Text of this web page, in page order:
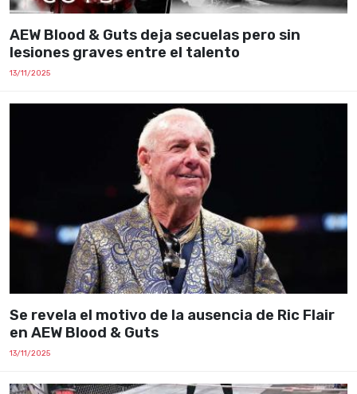
AEW Blood & Guts deja secuelas pero sin
lesiones graves entre el talento
13/11/2025
Se revela el motivo de la ausencia de Ric Flair
en AEW Blood & Guts
13/11/2025